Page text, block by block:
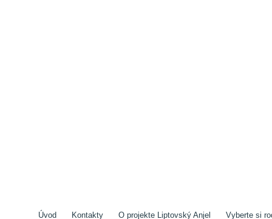
Úvod Kontakty O projekte Liptovský Anjel Vyberte si